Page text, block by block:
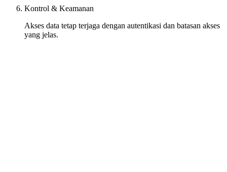
Kontrol & Keamanan
Akses data tetap terjaga dengan autentikasi dan batasan akses
yang jelas.